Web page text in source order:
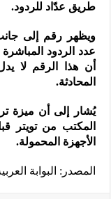
طريق عدّاد للردود.
ويظهر رقم إلى
عدد الردود
أن هذا الرقم لا
المحادثة.
يُشار إلى أن ميزة
المكتب من تويتر
الأجهزة المحمولة.
المصدر: البوابة